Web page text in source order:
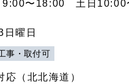
9:00〜18:00 土日10:00
曜日
事・取付可
応（北北海道）